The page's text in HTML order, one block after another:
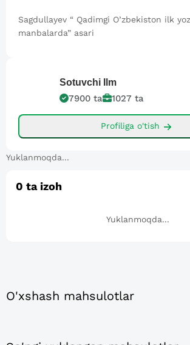
Sagdullayev “ Qadimgi O’zbekiston ilk
manbalarda” asari
Sotuvchi Ilm
7900 ta 1027 ta
Profiliga o'tish
Yuklanmoqda...
0 ta izoh
Yuklanmoqda...
O'xshash mahsulotlar